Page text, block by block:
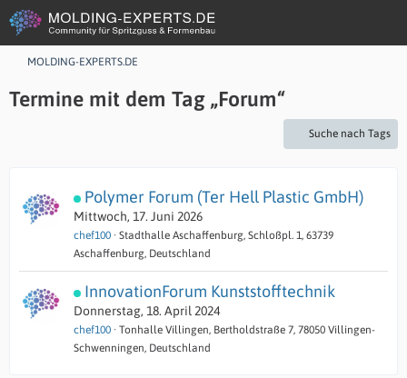
MOLDING-EXPERTS.DE
Termine mit dem Tag „Forum“
Suche nach Tags
Polymer Forum (Ter Hell Plastic GmbH)
Mittwoch, 17. Juni 2026
chef100
Stadthalle Aschaffenburg, Schloßpl. 1, 63739
Aschaffenburg, Deutschland
InnovationForum Kunststofftechnik
Donnerstag, 18. April 2024
chef100
Tonhalle Villingen, Bertholdstraße 7, 78050 Villingen-
Schwenningen, Deutschland